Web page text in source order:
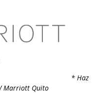
* Haz
Marriott Quito